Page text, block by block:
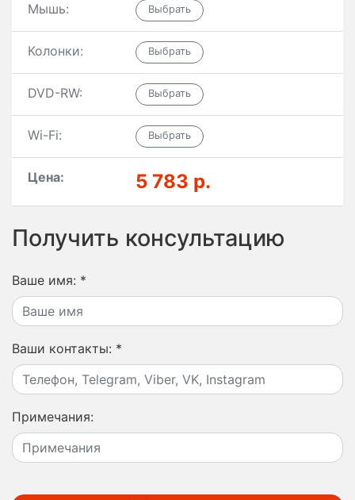
Мышь:
Колонки:
DVD-RW:
Wi-Fi:
Цена: 5 783 р.
Получить консультацию
Ваше имя: *
Ваши контакты: *
Примечания: